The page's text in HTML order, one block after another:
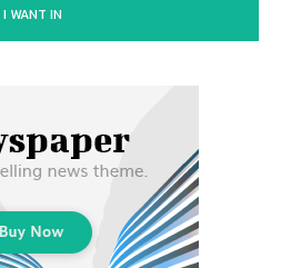
I WANT IN